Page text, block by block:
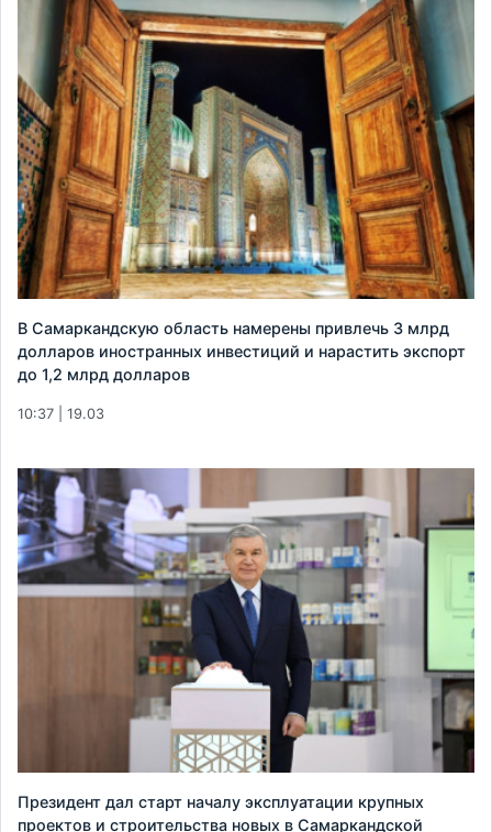
В Самаркандскую область намерены привлечь 3 млрд
долларов иностранных инвестиций и нарастить экспорт
до 1,2 млрд долларов
10:37 | 19.03
Президент дал старт началу эксплуатации крупных
проектов и строительства новых в Самаркандской